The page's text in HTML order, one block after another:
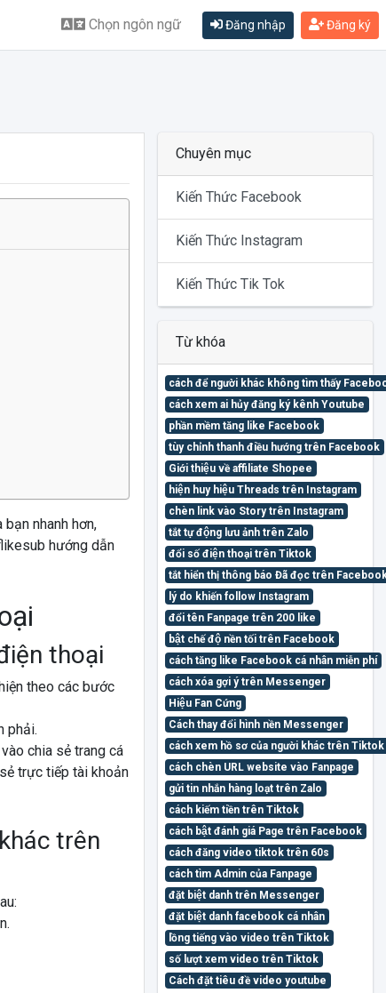
Chọn ngôn ngữ Đăng nhập Đăng ký
nhanh hơn,
hướng dẫn
thoại
theo các bước
phải.
chia sẻ trang cá
trực tiếp tài khoản
trên
Chuyên mục
Kiến Thức Facebook
Kiến Thức Instagram
Kiến Thức Tik Tok
Từ khóa
cách để người khác không tìm thấy
cách xem ai hủy đăng ký kênh Youtube
phần mềm tăng like Facebook
tùy chỉnh thanh điều hướng trên Facebook
Giới thiệu về affiliate Shopee
hiện huy hiệu Threads trên Instagram
chèn link vào Story trên Instagram
tắt tự động lưu ảnh trên Zalo
đổi số điện thoại trên Tiktok
tắt hiển thị thông báo Đã đọc trên
lý do khiến follow Instagram
đổi tên Fanpage trên 200 like
bật chế độ nền tối trên Facebook
cách tăng like Facebook cá nhân miễn phí
cách xóa gợi ý trên Messenger
Hiệu Fan Cứng
Cách thay đổi hình nền Messenger
cách xem hồ sơ của người khác trên
cách chèn URL website vào Fanpage
gửi tin nhắn hàng loạt trên Zalo
cách kiếm tiền trên Tiktok
cách bật đánh giá Page trên Facebook
cách đăng video tiktok trên 60s
cách tìm Admin của Fanpage
đặt biệt danh trên Messenger
đặt biệt danh facebook cá nhân
lồng tiếng vào video trên Tiktok
số lượt xem video trên Tiktok
Cách đặt tiêu đề video youtube